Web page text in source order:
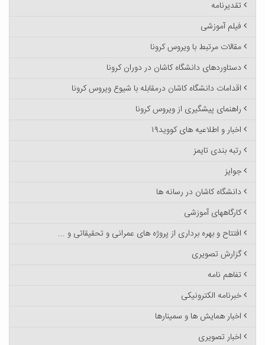
تقدیرنامه
فیلم آموزشی
مقالات مرتبط با ویروس کرونا
دستاوردهای دانشگاه کاشان در دوران کرونا
اقدامات دانشگاه کاشان درمقابله با شیوع ویروس کرونا
راهنمای پیشگیری از ویروس کرونا
اخبار و اطلاعیه های کووید۱۹
رتبه بندی تایمز
جوایز
دانشگاه کاشان در رسانه ها
کارگاههای آموزشی
افتتاح و بهره برداری از پروژه های عمرانی و تحقیقاتی و ...
گزارش تصویری
تفاهم نامه
خبرنامه الکترونیکی
اخبار همایش ها و سمینارها
اخبار تصویری